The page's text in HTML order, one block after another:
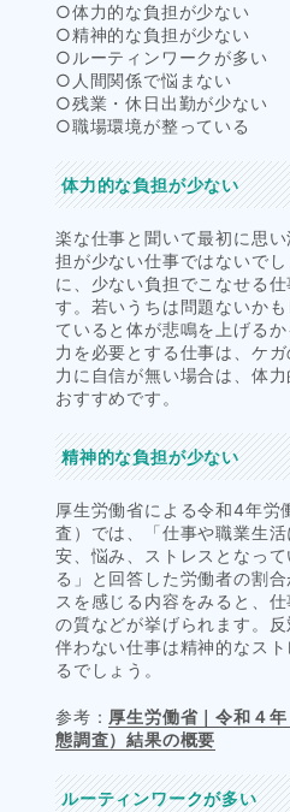
○体力的な負担が少ない
○精神的な負担が少ない
○ルーティンワークが多い
○人間関係で悩まない
○残業・休日出勤が少ない
○職場環境が整っている
体力的な負担が少ない
楽な仕事と聞いて最初に思
担が少ない仕事ではないで
に、少ない負担でこなせる
す。若いうちは問題ないか
ていると体が悲鳴を上げる
力を必要とする仕事は、ケ
力に自信が無い場合は、体
おすすめです。
精神的な負担が少ない
厚生労働省による令和4年労
査）では、「仕事や職業生
安、悩み、ストレスとなっ
る」と回答した労働者の割
スを感じる内容をみると、
の質などが挙げられます。
伴わない仕事は精神的なス
るでしょう。
参考： 厚生労働省｜令和４
態調査）結果の概要
ルーティンワークが多い